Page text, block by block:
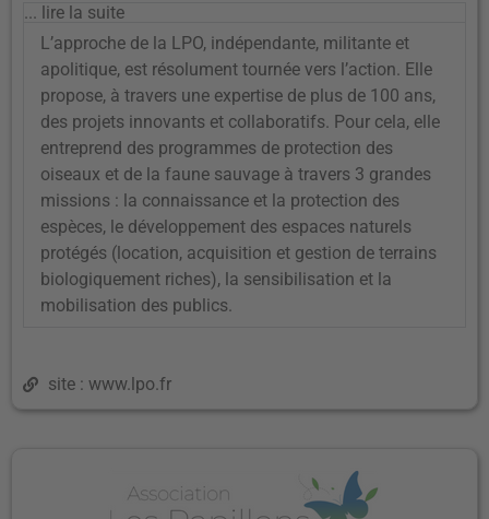
... lire la suite
L’approche de la LPO, indépendante, militante et
apolitique, est résolument tournée vers l’action. Elle
propose, à travers une expertise de plus de 100 ans,
des projets innovants et collaboratifs. Pour cela, elle
entreprend des programmes de protection des
oiseaux et de la faune sauvage à travers 3 grandes
missions : la connaissance et la protection des
espèces, le développement des espaces naturels
protégés (location, acquisition et gestion de terrains
biologiquement riches), la sensibilisation et la
mobilisation des publics.
site : www.lpo.fr